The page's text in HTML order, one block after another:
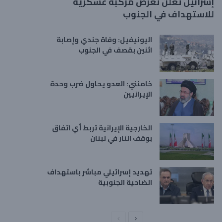
للاستهداف في الجنوب
اليونيفيل: وفاة جندي وإصابة
اثنين بقصف في الجنوب
خامنئي: العدو يحاول ضرب وحدة
الإيرانيين
الخارجية الإيرانية تربط أي اتفاق
بوقف النار في لبنان
تهديد إسرائيلي مباشر باستهداف
الضاحية الجنوبية